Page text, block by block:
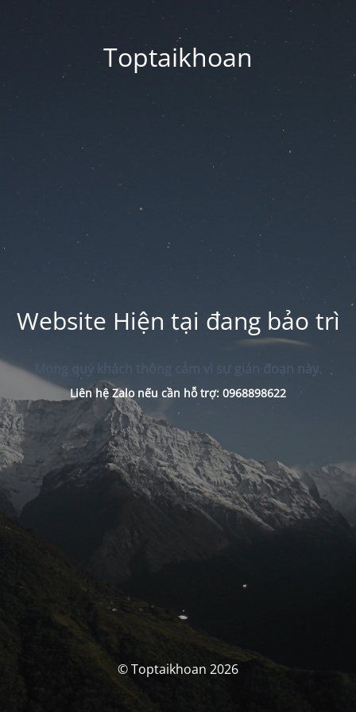
Toptaikhoan
Website Hiện tại đang bảo trì
Mong quý khách thông cảm vì sự gián đoạn này.
Liên hệ Zalo nếu cần hỗ trợ: 0968898622
© Toptaikhoan 2026